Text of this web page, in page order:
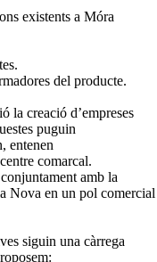
existents a Móra
del producte.
la creació d’empreses
puguin
entenen
comarcal.
amb la
Nova en un pol comercial
siguin una càrrega